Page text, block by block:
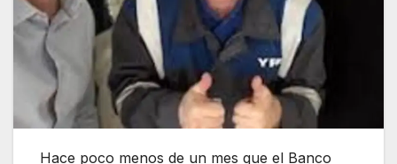
Hace poco menos de un mes que el Banco